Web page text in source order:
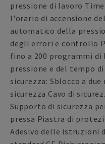
pressione di lavoro
l'orario di accensione
automatico della
degli errori e controllo
fino a 200 programmi
pressione e del tempo
sicurezza: Sblocco a
sicurezza Cavo di
Supporto di sicurezza
pressa Piastra di
Adesivo delle istruzioni